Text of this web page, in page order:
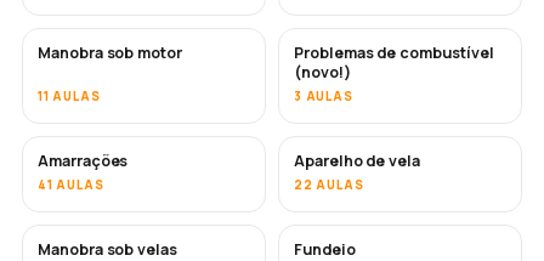
Manobra sob motor
11 AULAS
Problemas de combustível
(novo!)
3 AULAS
Amarrações
41 AULAS
Aparelho de vela
22 AULAS
Manobra sob velas Fundeio